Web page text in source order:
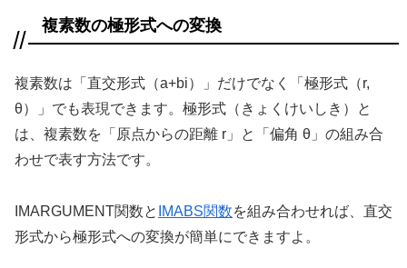
複素数の極形式への変換
複素数は「直交形式（a+bi）」だけでなく「極形式（r,
θ）」でも表現できます。極形式（きょくけいしき）と
は、複素数を「原点からの距離 r」と「偏角 θ」の組み合
わせで表す方法です。
IMARGUMENT関数と IMABS関数を組み合わせれば、直交
形式から極形式への変換が簡単にできますよ。